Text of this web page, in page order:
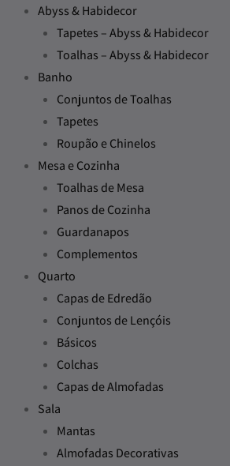
Abyss & Habidecor
Tapetes – Abyss & Habidecor
Toalhas – Abyss & Habidecor
Banho
Conjuntos de Toalhas
Tapetes
Roupão e Chinelos
Mesa e Cozinha
Toalhas de Mesa
Panos de Cozinha
Guardanapos
Complementos
Quarto
Capas de Edredão
Conjuntos de Lençóis
Básicos
Colchas
Capas de Almofadas
Sala
Mantas
Almofadas Decorativas